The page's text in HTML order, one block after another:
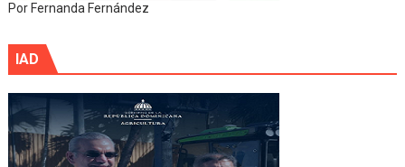
Por Fernanda Fernández
IAD